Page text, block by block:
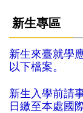
新生專區
新生來臺就學
以下檔案。
新生入學前請
日繳至本處國